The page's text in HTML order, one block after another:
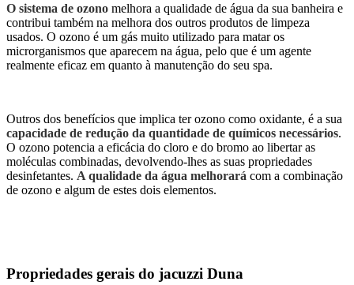
O sistema de ozono melhora a qualidade de água da sua banheira e
contribui também na melhora dos outros produtos de limpeza
usados. O ozono é um gás muito utilizado para matar os
microrganismos que aparecem na água, pelo que é um agente
realmente eficaz em quanto à manutenção do seu spa.
Outros dos benefícios que implica ter ozono como oxidante, é a sua
capacidade de redução da quantidade de químicos necessários.
O ozono potencia a eficácia do cloro e do bromo ao libertar as
moléculas combinadas, devolvendo-lhes as suas propriedades
desinfetantes. A qualidade da água melhorará com a combinação
de ozono e algum de estes dois elementos.
Propriedades gerais do jacuzzi Duna